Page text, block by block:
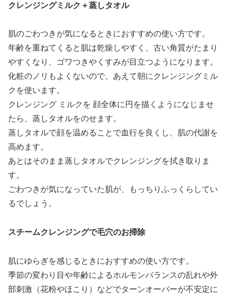
クレンジングミルク＋蒸しタオル
肌のごわつきが気になるときにおすすめの使い方です。
年齢を重ねてくると肌は乾燥しやすく、古い角質がたまり
やすくなり、ゴワつきやくすみが目立つようになります。
化粧のノリもよくないので、あえて朝にクレンジングミル
クを使います。
クレンジング ミルクを 顔全体に円を描くようになじませ
たら、蒸しタオルをのせます。
蒸しタオルで顔を温めることで血行を良くし、肌の代謝を
高めます。
あとはそのまま蒸しタオルでクレンジングを拭き取りま
す。
ごわつきが気になっていた肌が、もっちりふっくらしてい
るでしょう。
スチームクレンジングで毛穴のお掃除
肌にゆらぎを感じるときにおすすめの使い方です。
季節の変わり目や年齢によるホルモンバランスの乱れや外
部刺激（花粉やほこり）などでターンオーバーが不安定に